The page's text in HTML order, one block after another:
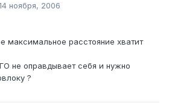
ноября, 2006
максимальное расстояние хватит
не оправдывает себя и нужно
?